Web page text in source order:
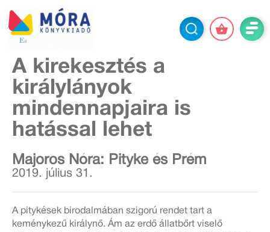
A kirekesztés a
királylányok
mindennapjaira is
hatással lehet
Majoros Nóra: Pityke és Prém
2019. július 31.
A pitykések birodalmában szigorú rendet tart a
keménykezű királynő. Ám az erdő állatbőrt viselő